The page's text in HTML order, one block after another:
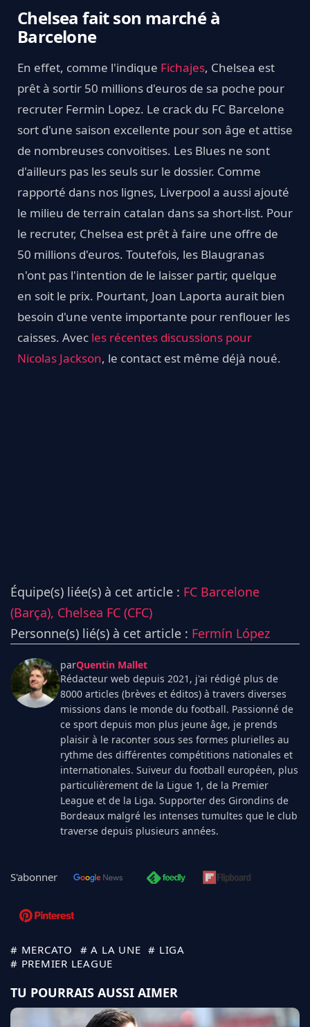
Chelsea fait son marché à
Barcelone
En effet, comme l'indique Fichajes, Chelsea est
prêt à sortir 50 millions d'euros de sa poche pour
recruter Fermin Lopez. Le crack du FC Barcelone
sort d'une saison excellente pour son âge et attise
de nombreuses convoitises. Les Blues ne sont
d'ailleurs pas les seuls sur le dossier. Comme
rapporté dans nos lignes, Liverpool a aussi ajouté
le milieu de terrain catalan dans sa short-list. Pour
le recruter, Chelsea est prêt à faire une offre de
50 millions d'euros. Toutefois, les Blaugranas
n'ont pas l'intention de le laisser partir, quelque
en soit le prix. Pourtant, Joan Laporta aurait bien
besoin d'une vente importante pour renflouer les
caisses. Avec les récentes discussions pour
Nicolas Jackson, le contact est même déjà noué.
Équipe(s) liée(s) à cet article : FC Barcelone
(Barça), Chelsea FC (CFC)
Personne(s) lié(s) à cet article : Fermín López
parQuentin Mallet
Rédacteur web depuis 2021, j'ai rédigé plus de
8000 articles (brèves et éditos) à travers diverses
missions dans le monde du football. Passionné de
ce sport depuis mon plus jeune âge, je prends
plaisir à le raconter sous ses formes plurielles au
rythme des différentes compétitions nationales et
internationales. Suiveur du football européen, plus
particulièrement de la Ligue 1, de la Premier
League et de la Liga. Supporter des Girondins de
Bordeaux malgré les intenses tumultes que le club
traverse depuis plusieurs années.
S'abonner
# MERCATO # A LA UNE # LIGA
# PREMIER LEAGUE
TU POURRAIS AUSSI AIMER